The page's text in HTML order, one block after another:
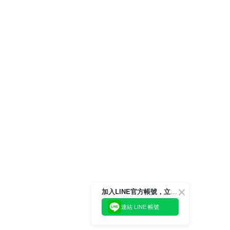
加入LINE官方帳號，立即獲得$100購物金!
連結 LINE 帳號